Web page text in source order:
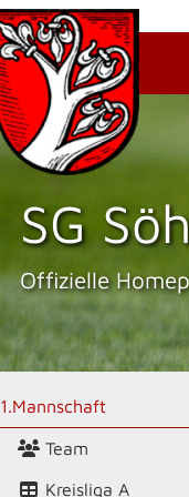
SG
Offizielle
1.Mannschaft
Team
Kreisliga A